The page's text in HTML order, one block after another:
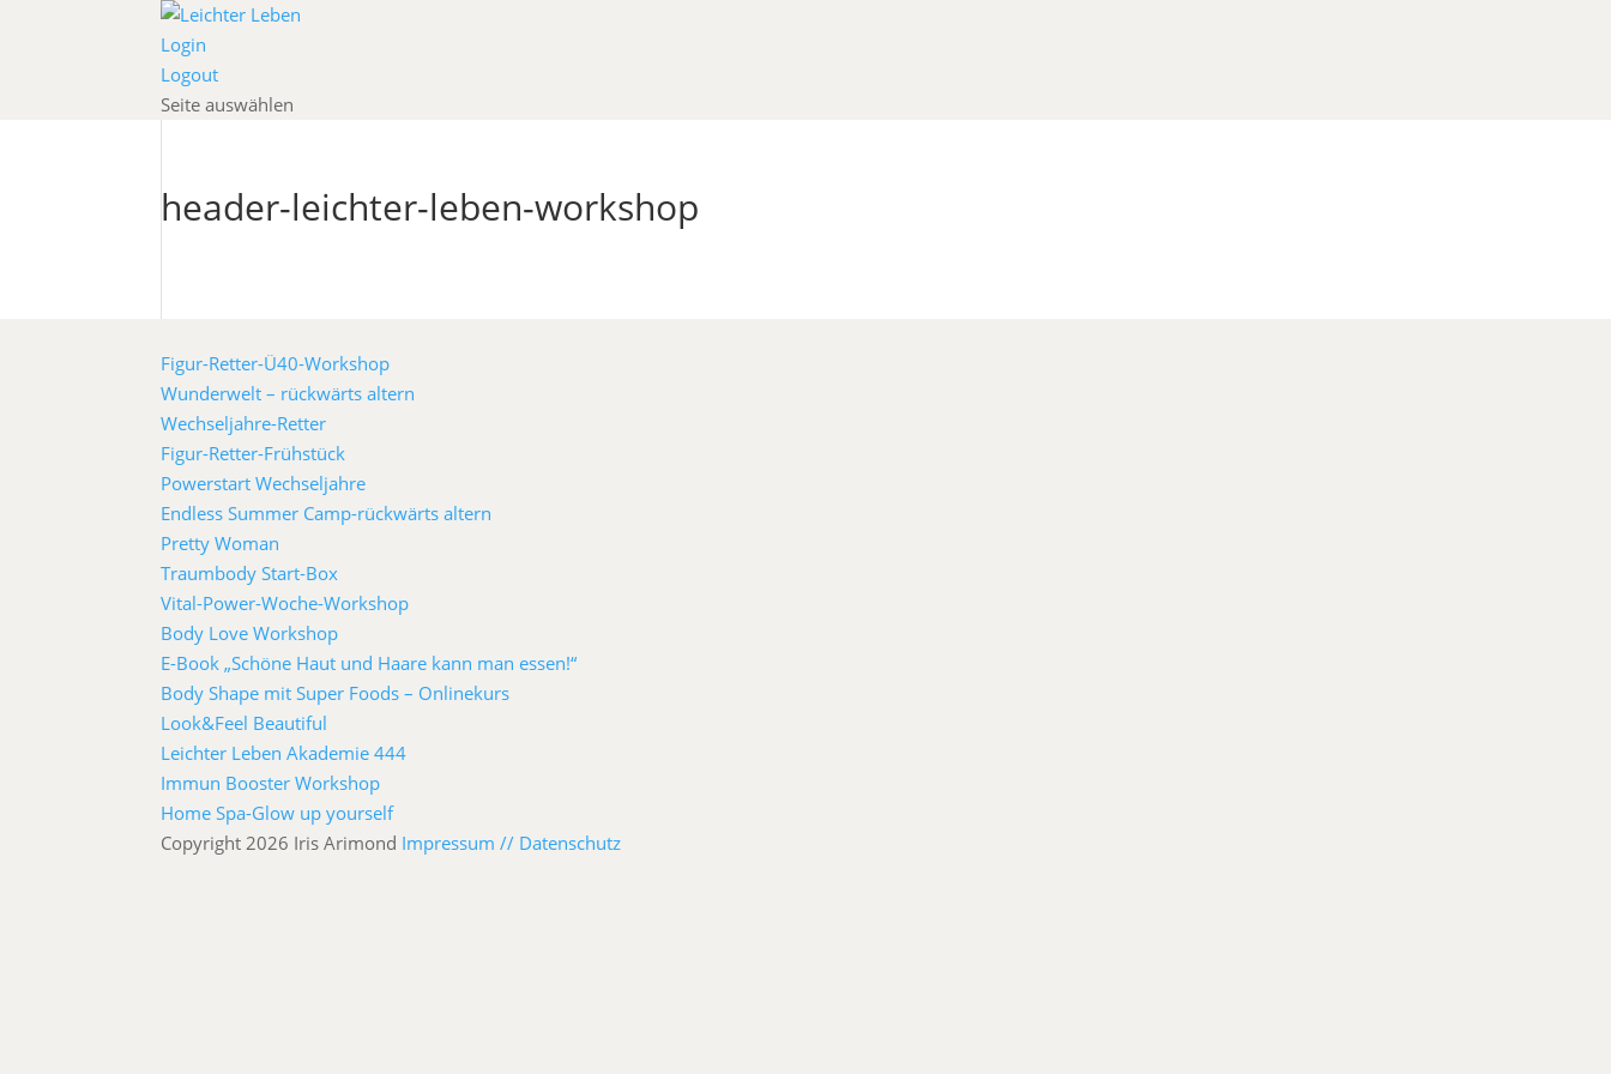
Login
Logout
Seite auswählen
header-leichter-leben-workshop
Figur-Retter-Ü40-Workshop
Wunderwelt – rückwärts altern
Wechseljahre-Retter
Figur-Retter-Frühstück
Powerstart Wechseljahre
Endless Summer Camp-rückwärts altern
Pretty Woman
Traumbody Start-Box
Vital-Power-Woche-Workshop
Body Love Workshop
E-Book „Schöne Haut und Haare kann man essen!“
Body Shape mit Super Foods – Onlinekurs
Look&Feel Beautiful
Leichter Leben Akademie 444
Immun Booster Workshop
Home Spa-Glow up yourself
Copyright 2026 Iris Arimond Impressum // Datenschutz